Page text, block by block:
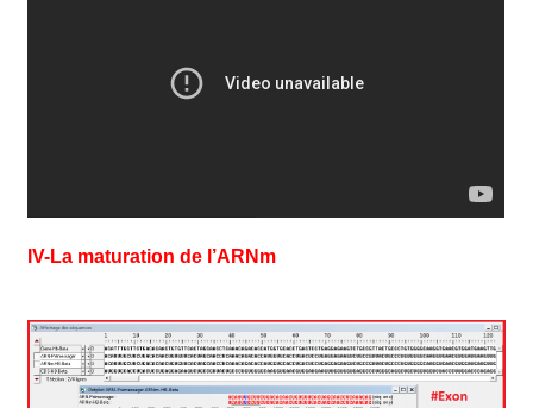
IV-La maturation de l’ARNm